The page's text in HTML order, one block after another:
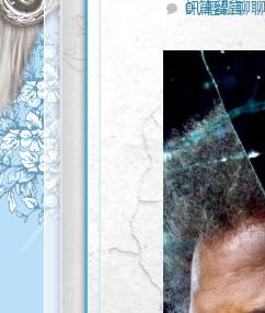
訊 輕鬆聊聊,
0 篇留言